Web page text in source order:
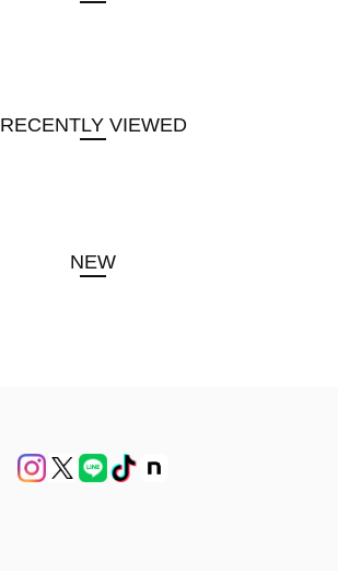
RECENTLY VIEWED
NEW